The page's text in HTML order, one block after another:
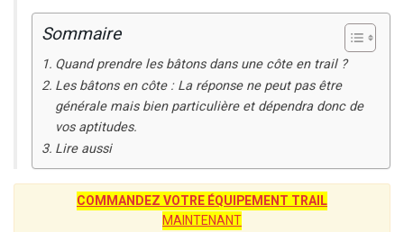
Sommaire
Quand prendre les bâtons dans une côte en trail ?
Les bâtons en côte : La réponse ne peut pas être
générale mais bien particulière et dépendra donc de
vos aptitudes.
Lire aussi
COMMANDEZ VOTRE ÉQUIPEMENT TRAIL
MAINTENANT